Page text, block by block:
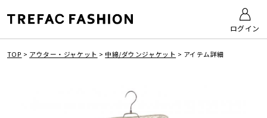
ログイン
TOP > アウター・ジャケット > 中綿/ダウンジャケット > アイテム詳細